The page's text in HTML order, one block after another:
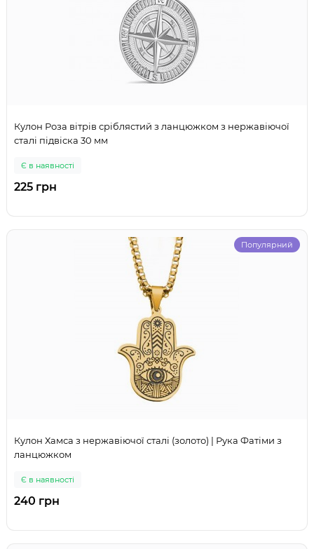
Кулон Роза вітрів сріблястий з ланцюжком з нержавіючої
сталі підвіска 30 мм
Є в наявності
225 грн
Популярний
Кулон Хамса з нержавіючої сталі (золото) | Рука Фатіми з
ланцюжком
Є в наявності
240 грн